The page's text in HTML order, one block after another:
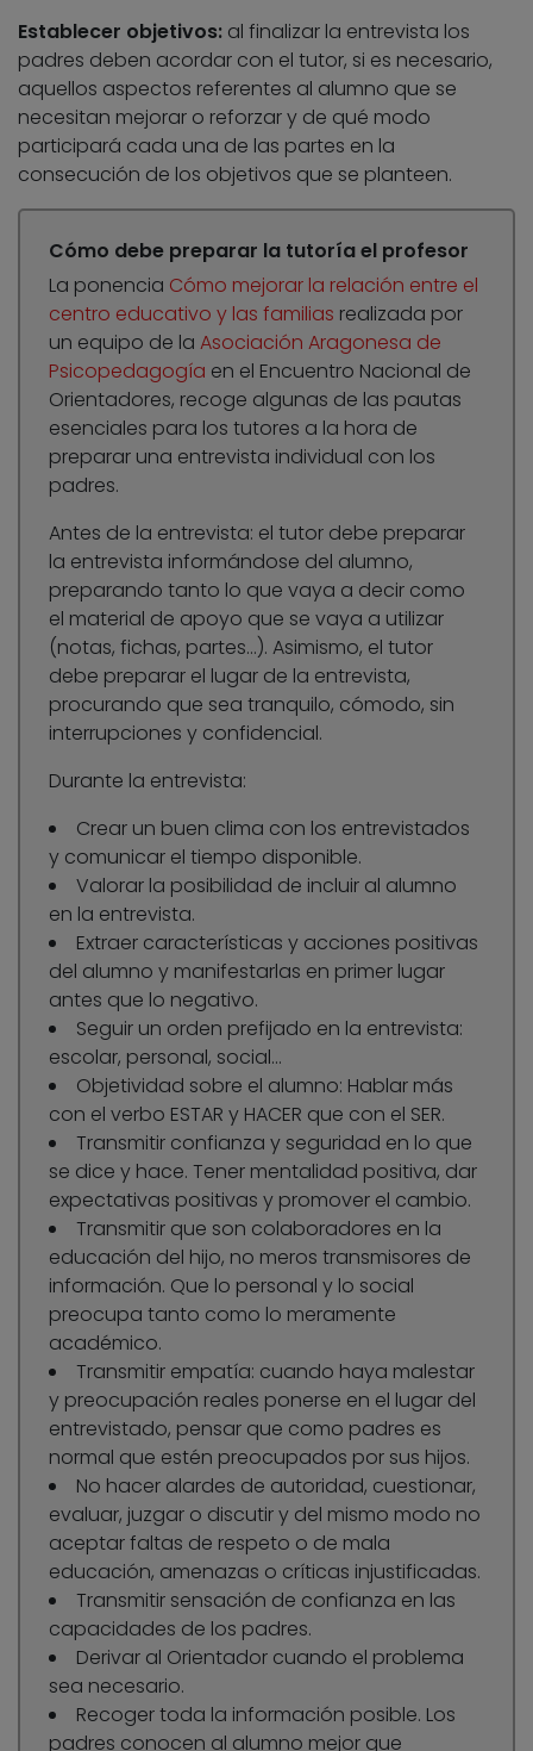
Establecer objetivos: al finalizar la entrevista los
padres deben acordar con el tutor, si es necesario,
aquellos aspectos referentes al alumno que se
necesitan mejorar o reforzar y de qué modo
participará cada una de las partes en la
consecución de los objetivos que se planteen.
Cómo debe preparar la tutoría el profesor
La ponencia Cómo mejorar la relación entre el
centro educativo y las familias realizada por
un equipo de la Asociación Aragonesa de
Psicopedagogía en el Encuentro Nacional de
Orientadores, recoge algunas de las pautas
esenciales para los tutores a la hora de
preparar una entrevista individual con los
padres.
Antes de la entrevista: el tutor debe preparar
la entrevista informándose del alumno,
preparando tanto lo que vaya a decir como
el material de apoyo que se vaya a utilizar
(notas, fichas, partes…). Asimismo, el tutor
debe preparar el lugar de la entrevista,
procurando que sea tranquilo, cómodo, sin
interrupciones y confidencial.
Durante la entrevista:
Crear un buen clima con los entrevistados
y comunicar el tiempo disponible.
Valorar la posibilidad de incluir al alumno
en la entrevista.
Extraer características y acciones positivas
del alumno y manifestarlas en primer lugar
antes que lo negativo.
Seguir un orden prefijado en la entrevista:
escolar, personal, social…
Objetividad sobre el alumno: Hablar más
con el verbo ESTAR y HACER que con el SER.
Transmitir confianza y seguridad en lo que
se dice y hace. Tener mentalidad positiva, dar
expectativas positivas y promover el cambio.
Transmitir que son colaboradores en la
educación del hijo, no meros transmisores de
información. Que lo personal y lo social
preocupa tanto como lo meramente
académico.
Transmitir empatía: cuando haya malestar
y preocupación reales ponerse en el lugar del
entrevistado, pensar que como padres es
normal que estén preocupados por sus hijos.
No hacer alardes de autoridad, cuestionar,
evaluar, juzgar o discutir y del mismo modo no
aceptar faltas de respeto o de mala
educación, amenazas o críticas injustificadas.
Transmitir sensación de confianza en las
capacidades de los padres.
Derivar al Orientador cuando el problema
sea necesario.
Recoger toda la información posible. Los
padres conocen al alumno mejor que